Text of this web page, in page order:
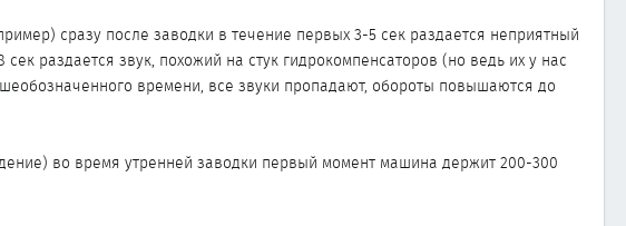
сразу после заводки в течение первых 3-5 сек раздается неприятный
раздается звук, похожий на стук гидрокомпенсаторов (но ведь их у нас
времени, все звуки пропадают, обороты повышаются до
во время утренней заводки первый момент машина держит 200-300